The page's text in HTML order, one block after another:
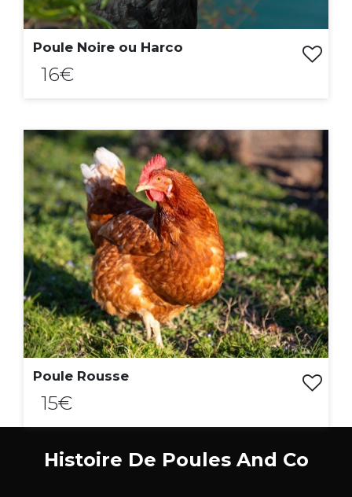
Poule Noire ou Harco
16€
Poule Rousse
15€
ACHAT EXPRESS
Histoire De Poules And Co